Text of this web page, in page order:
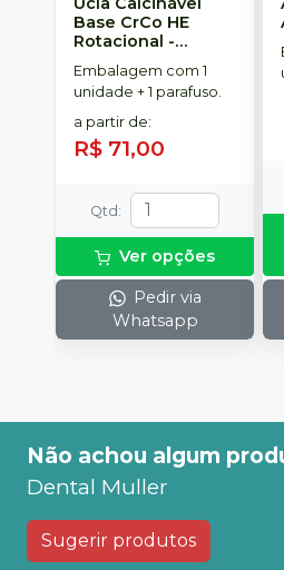
Base CrCo HE
Rotacional -
SINGULAR
Embalagem com 1
unidade + 1 parafuso.
a partir de:
R$ 71,00
Qtd :
Ver opções
Pedir via
Whatsapp
Não achou algum
Dental Muller
Sugerir produtos